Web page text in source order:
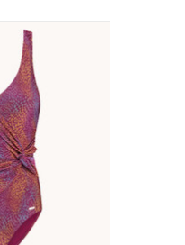
Badpak
Cyell